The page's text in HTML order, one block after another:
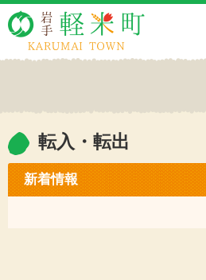
転入・転出
新着情報